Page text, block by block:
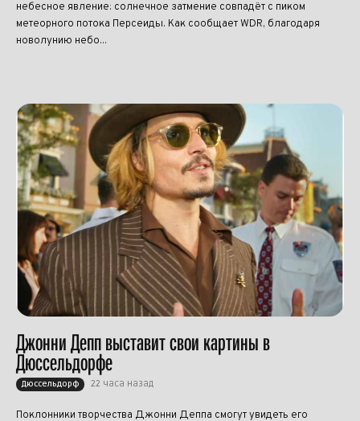
небесное явление: солнечное затмение совпадёт с пиком
метеорного потока Персеиды. Как сообщает WDR, благодаря
новолунию небо...
Джонни Депп выставит свои картины в
Дюссельдорфе
Дюссельдорф 22 часа назад
Поклонники творчества Джонни Деппа смогут увидеть его